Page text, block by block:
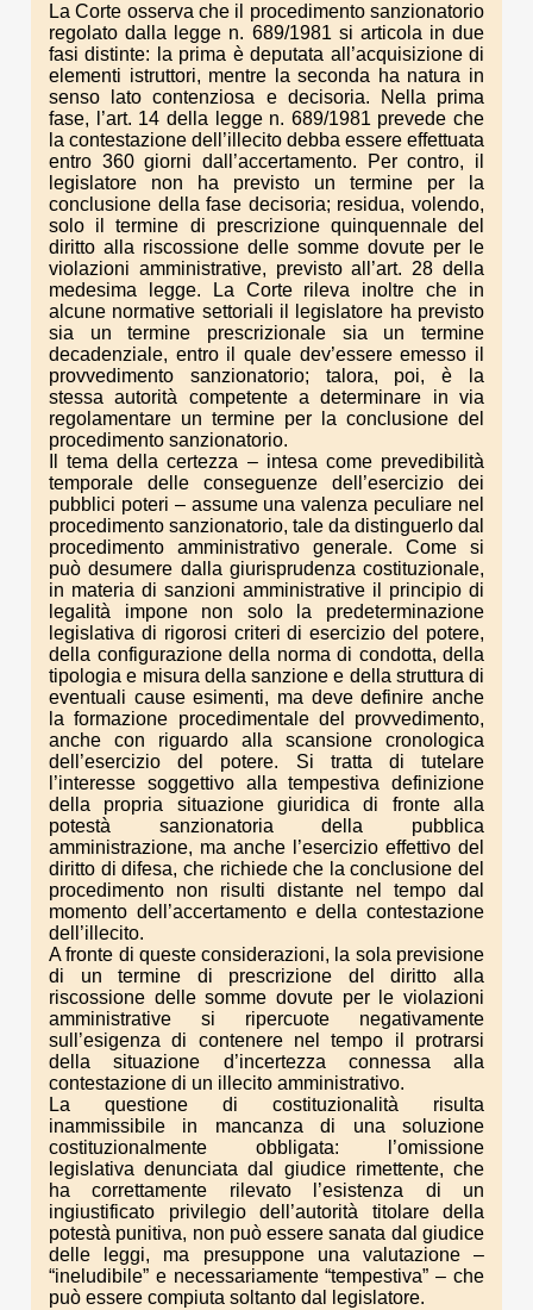
La Corte osserva che il procedimento sanzionatorio
regolato dalla legge n. 689/1981 si articola in due
fasi distinte: la prima è deputata all’acquisizione di
elementi istruttori, mentre la seconda ha natura in
senso lato contenziosa e decisoria. Nella prima
fase, l’art. 14 della legge n. 689/1981 prevede che
la contestazione dell’illecito debba essere effettuata
entro 360 giorni dall’accertamento. Per contro, il
legislatore non ha previsto un termine per la
conclusione della fase decisoria; residua, volendo,
solo il termine di prescrizione quinquennale del
diritto alla riscossione delle somme dovute per le
violazioni amministrative, previsto all’art. 28 della
medesima legge. La Corte rileva inoltre che in
alcune normative settoriali il legislatore ha previsto
sia un termine prescrizionale sia un termine
decadenziale, entro il quale dev’essere emesso il
provvedimento sanzionatorio; talora, poi, è la
stessa autorità competente a determinare in via
regolamentare un termine per la conclusione del
procedimento sanzionatorio.
Il tema della certezza – intesa come prevedibilità
temporale delle conseguenze dell’esercizio dei
pubblici poteri – assume una valenza peculiare nel
procedimento sanzionatorio, tale da distinguerlo dal
procedimento amministrativo generale. Come si
può desumere dalla giurisprudenza costituzionale,
in materia di sanzioni amministrative il principio di
legalità impone non solo la predeterminazione
legislativa di rigorosi criteri di esercizio del potere,
della configurazione della norma di condotta, della
tipologia e misura della sanzione e della struttura di
eventuali cause esimenti, ma deve definire anche
la formazione procedimentale del provvedimento,
anche con riguardo alla scansione cronologica
dell’esercizio del potere. Si tratta di tutelare
l’interesse soggettivo alla tempestiva definizione
della propria situazione giuridica di fronte alla
potestà sanzionatoria della pubblica
amministrazione, ma anche l’esercizio effettivo del
diritto di difesa, che richiede che la conclusione del
procedimento non risulti distante nel tempo dal
momento dell’accertamento e della contestazione
dell’illecito.
A fronte di queste considerazioni, la sola previsione
di un termine di prescrizione del diritto alla
riscossione delle somme dovute per le violazioni
amministrative si ripercuote negativamente
sull’esigenza di contenere nel tempo il protrarsi
della situazione d’incertezza connessa alla
contestazione di un illecito amministrativo.
La questione di costituzionalità risulta
inammissibile in mancanza di una soluzione
costituzionalmente obbligata: l’omissione
legislativa denunciata dal giudice rimettente, che
ha correttamente rilevato l’esistenza di un
ingiustificato privilegio dell’autorità titolare della
potestà punitiva, non può essere sanata dal giudice
delle leggi, ma presuppone una valutazione –
“ineludibile” e necessariamente “tempestiva” – che
può essere compiuta soltanto dal legislatore.